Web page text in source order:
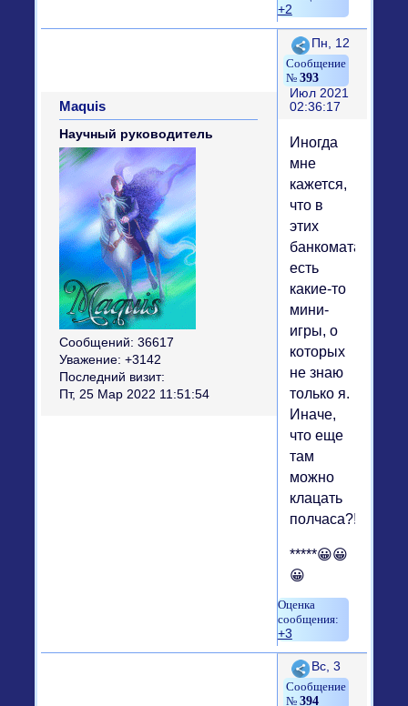
+2
Поделиться
393
Пн, 12
Июл 2021
02:36:17
Maquis
Научный руководитель
Сообщений: 36617
Уважение: +3142
Последний визит:
Пт, 25 Мар 2022 11:51:54
Иногда
мне
кажется,
что в
этих
банкоматах
есть
какие-то
мини-
игры, о
которых
не знаю
только я.
Иначе,
что еще
там
можно
клацать
полчаса?!
*****😀😀
😀
+3
Поделиться
394
Вс, 3